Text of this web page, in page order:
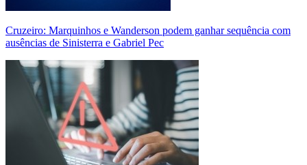
Cruzeiro: Marquinhos e Wanderson podem ganhar sequência com
ausências de Sinisterra e Gabriel Pec